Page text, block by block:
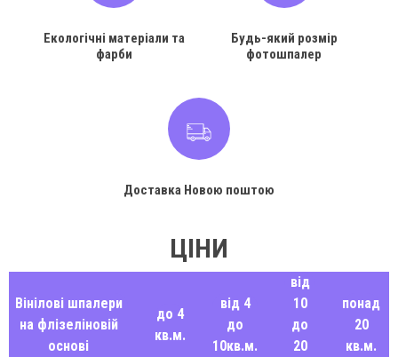
Екологічні матеріали та
фарби
Будь-який розмір
фотошпалер
Доставка Новою поштою
ЦІНИ
Вінілові шпалери
на флізеліновій
основі
до 4
кв.м.
від 4
до
10кв.м.
від
10
до
20
понад
20
кв.м.